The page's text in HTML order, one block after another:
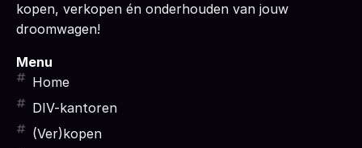
kopen, verkopen én onderhouden van jouw
droomwagen!
Menu
Home
DIV-kantoren
(Ver)kopen